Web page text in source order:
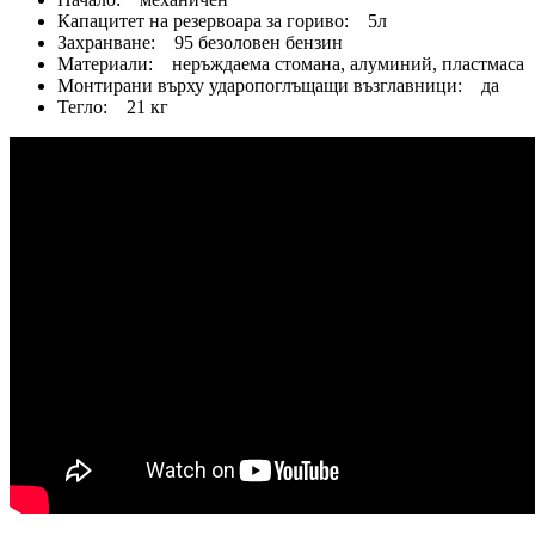
Капацитет на резервоара за гориво: 5л
Захранване: 95 безоловен бензин
Материали: неръждаема стомана, алуминий, пластмаса
Монтирани върху ударопоглъщащи възглавници: да
Тегло: 21 кг